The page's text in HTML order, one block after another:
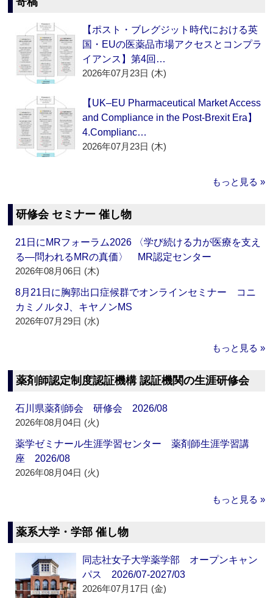
【ポスト・ブレグジット時代における英
国・EUの医薬品市場アクセスとコンプラ
イアンス】第4回…
2026年07月23日 (木)
【UK–EU Pharmaceutical Market Access
and Compliance in the Post-Brexit Era】
4.Complianc…
2026年07月23日 (木)
もっと見る »
研修会 セミナー 催し物
21日にMRフォーラム2026 〈学び続ける力が医療を支え
る―問われるMRの真価〉 MR認定センター
2026年08月06日 (木)
8月21日に胸郭出口症候群でオンラインセミナー コニ
カミノルタJ、キヤノンMS
2026年07月29日 (水)
もっと見る »
薬剤師認定制度認証機構 認証機関の生涯研修会
石川県薬剤師会 研修会 2026/08
2026年08月04日 (火)
薬学ゼミナール生涯学習センター 薬剤師生涯学習講
座 2026/08
2026年08月04日 (火)
もっと見る »
薬系大学・学部 催し物
同志社女子大学薬学部 オープンキャン
パス 2026/07-2027/03
2026年07月17日 (金)